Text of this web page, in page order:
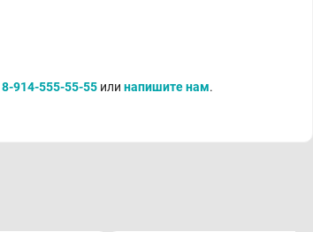
8-914-555-55-55 или напишите нам.